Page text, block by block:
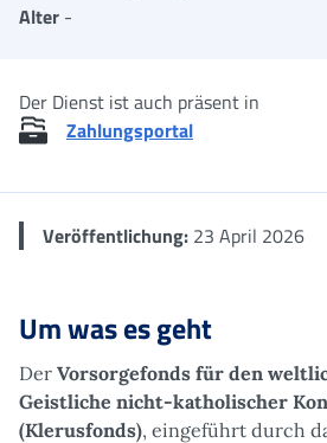
Alter -
Der Dienst ist auch präsent in
Zahlungsportal
Veröffentlichung: 23 April 2026
Um was es geht
Der Vorsorgefonds für den
Geistliche nicht-katholischer
(Klerusfonds), eingeführt durch